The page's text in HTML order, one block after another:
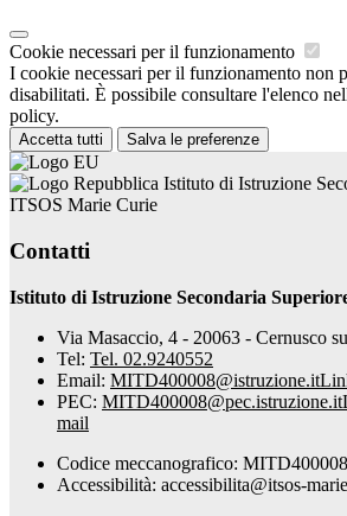
Cookie necessari per il funzionamento
I cookie necessari per il funzionamento non
disabilitati. È possibile consultare l'elenco
policy.
Accetta tutti Salva le preferenze
Istituto di Istruzione
ITSOS Marie Curie
Contatti
Istituto di Istruzione Secondaria
Via Masaccio, 4 - 20063 - Cernusco
Tel: Tel. 02.9240552
Email: MITD400008@istruzione.it
PEC: MITD400008@pec.istruzione.it
mail
Codice meccanografico: MITD400008
Accessibilità: accessibilita@itsos-